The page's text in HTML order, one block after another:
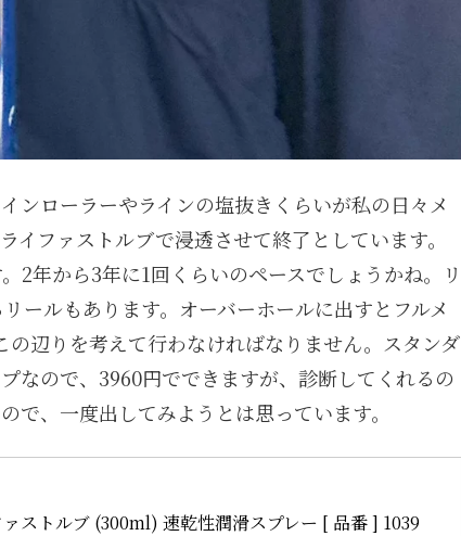
ンローラーやラインの塩抜きくらいが私の日々メ
ファストルブで浸透させて終了としています。
2年から3年に1回くらいのペースでしょうかね。リ
ールもあります。オーバーホールに出すとフルメ
辺りを考えて行わなければなりません。スタンダ
なので、3960円でできますが、診断してくれるの
、一度出してみようとは思っています。
ストルブ (300ml) 速乾性潤滑スプレー [ 品番 ] 1039